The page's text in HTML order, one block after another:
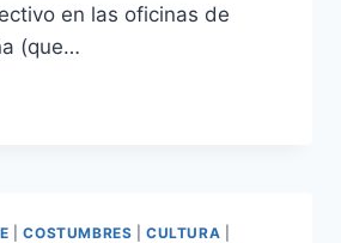
en las oficinas de
(que…
|COSTUMBRES |CULTURA